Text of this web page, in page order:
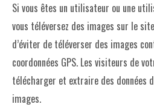
Si vous êtes un utilisateur ou une
vous téléversez des images sur le
d’éviter de téléverser des images
coordonnées GPS. Les visiteurs de
télécharger et extraire des données
images.